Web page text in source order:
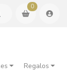
0
Regalos